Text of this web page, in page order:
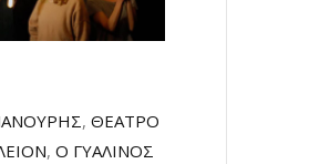
, ΘΕΑΤΡΟ
, Ο ΓΥΑΛΙΝΟΣ